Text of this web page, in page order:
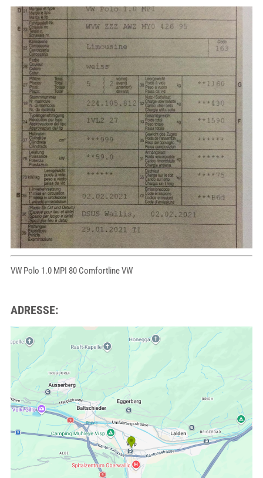
VW Polo 1.0 MPI 80 Comfortline VW
ADRESSE: